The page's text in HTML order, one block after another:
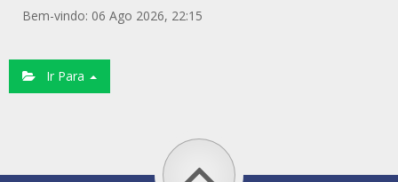
Bem-vindo: 06 Ago 2026, 22:15
Ir Para